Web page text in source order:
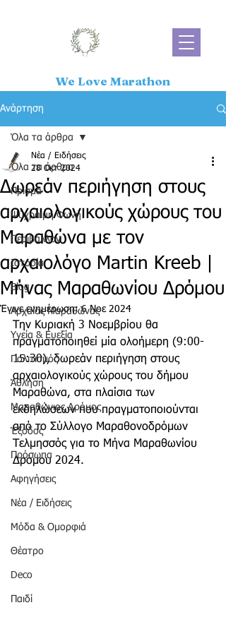
We Love Marathon
Ανάρτηση
Όλα τα άρθρα
Πρίσμα
Ψύχραιμη Φωνή
Περιβάλλον
Ιστορία
Blog
Αρχαίος Μαραθώνας
Υγεία & Ευεξία
Πολιτισμός
Άθληση
Μαραθώνιος Δρόμος
Έξοδος
Πρόσωπα
Αφηγήσεις
Νέα / Ειδήσεις
Μόδα & Ομορφιά
Θέατρο
Deco
Παιδί
Όλα τα άρθρα
Δωρεάν περιήγηση στους
αρχαιολογικούς χώρους του
Μαραθώνα με τον
αρχαιολόγο Martin Kreeb |
Μήνας Μαραθωνίου Δρόμου
Νέα / Ειδήσεις
28 Οκτ 2024
Έγινε ενημέρωση:6 Νοε 2024
Την Κυριακή 3 Νοεμβρίου θα
πραγματοποιηθεί μία ολοήμερη (9:00-
15:30), δωρεάν περιήγηση στους
αρχαιολογικούς χώρους του δήμου
Μαραθώνα, στα πλαίσια των
εκδηλώσεων που πραγματοποιούνται
από το Σύλλογο Μαραθονοδρόμων
Τελμησσός για το Μήνα Μαραθωνίου
Δρόμου 2024.